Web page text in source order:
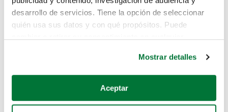
desarrollo de servicios. Tiene la opción de seleccionar
quién usa sus datos y con qué propósitos. Puede
Si lo permite, también quisiéramos:
Recopilar información sobre su ubicación geográfica
Mostrar detalles
Aceptar
Pero puedes encontrar el coche que estás
buscando en alguno de estos enlaces:
Coches de segunda mano
Coches de km0